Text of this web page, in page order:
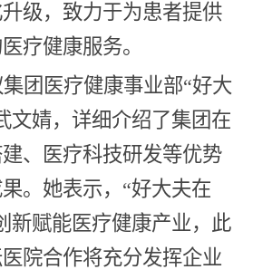
级，致力于为患者提供
疗健康服务。
团医疗健康事业部“好大
文婧，详细介绍了集团在
、医疗科技研发等优势
。她表示，“好大夫在
新赋能医疗健康产业，此
院合作将充分发挥企业